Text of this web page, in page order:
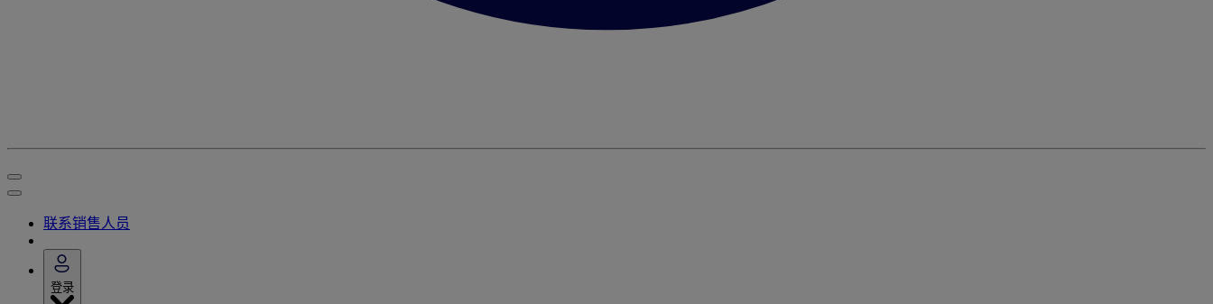
联系销售人员
登录